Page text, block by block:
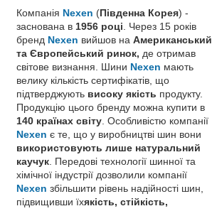
Компанія Nexen (Південна Корея) -
заснована в 1956 році . Через 15 років
бренд Nexen вийшов на Американський
та Європейський ринок, де отримав
світове визнання. Шини Nexen мають
велику кількість сертифікатів, що
підтверджують високу якість продукту.
Продукцію цього бренду можна купити в
140 країнах світу . Особливістю компанії
Nexen є те, що у виробництві шин вони
використовують лише натуральний
каучук . Передові технології шинної та
хімічної індустрії дозволили компанії
Nexen збільшити рівень надійності шин,
підвищивши їхякість, стійкість,